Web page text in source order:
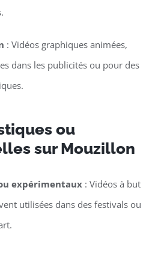
: Vidéos graphiques animées,
dans les publicités ou pour des
ou
sur Mouzillon
expérimentaux: Vidéos à but
utilisées dans des festivals ou